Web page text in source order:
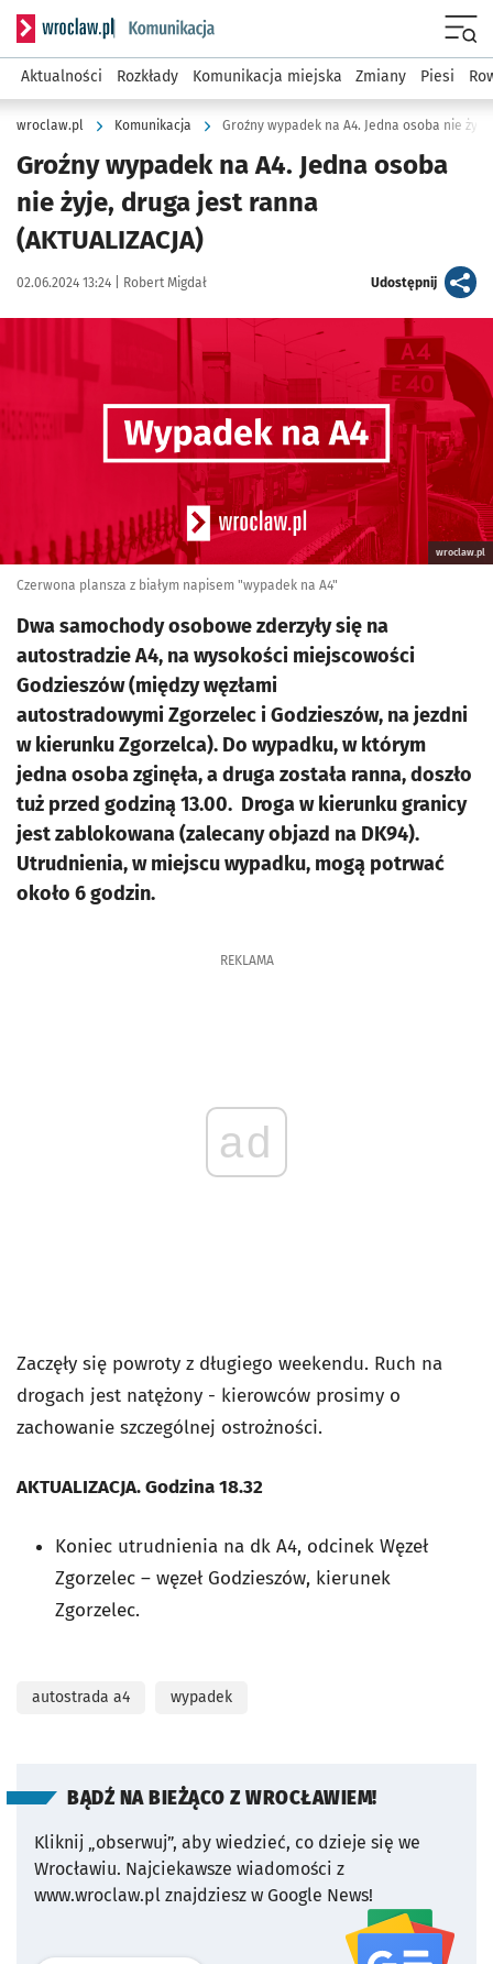
Serwis informacyjny wroclaw.pl podserwis: Komunikacja
Aktualności Rozkłady Komunikacja miejska Zmiany Piesi
wroclaw.pl Komunikacja Groźny wypadek na A4. Jedna osoba nie
Groźny wypadek na A4. Jedna osoba
nie żyje, druga jest ranna
(AKTUALIZACJA)
Data publikacji:
02.06.2024 13:24 | Autor:
Robert Migdał Udostępnijartykuł
wroclaw.pl
Czerwona plansza z białym napisem "wypadek na A4"
Dwa samochody osobowe zderzyły się na
autostradzie A4, na wysokości miejscowości
Godzieszów (między węzłami
autostradowymi Zgorzelec i Godzieszów, na jezdni
w kierunku Zgorzelca). Do wypadku, w którym
jedna osoba zginęła, a druga została ranna, doszło
tuż przed godziną 13.00. Droga w kierunku granicy
jest zablokowana (zalecany objazd na DK94).
Utrudnienia, w miejscu wypadku, mogą potrwać
około 6 godzin.
REKLAMA
ad
Zaczęły się powroty z długiego weekendu. Ruch na
drogach jest natężony - kierowców prosimy o
zachowanie szczególnej ostrożności.
AKTUALIZACJA. Godzina 18.32
Koniec utrudnienia na dk A4, odcinek Węzeł
Zgorzelec – węzeł Godzieszów, kierunek
Zgorzelec.
autostrada a4 wypadek
BĄDŹ NA BIEŻĄCO Z WROCŁAWIEM!
Kliknij „obserwuj”, aby wiedzieć, co dzieje się we
Wrocławiu. Najciekawsze wiadomości z
www.wroclaw.pl znajdziesz w Google News!